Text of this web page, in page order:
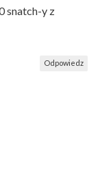
snatch-y z
Odpowiedz